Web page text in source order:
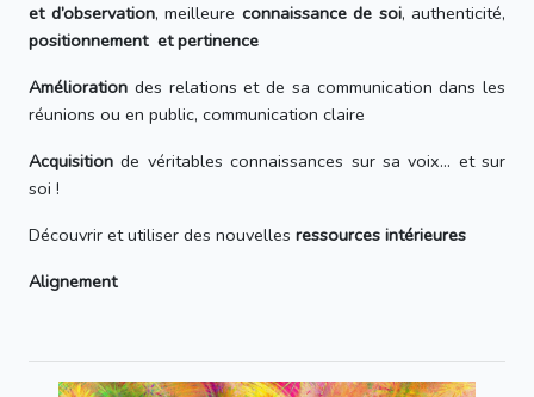
et d’observation, meilleure connaissance de soi, authenticité,
positionnement et pertinence
Amélioration des relations et de sa communication dans les
réunions ou en public, communication claire
Acquisition de véritables connaissances sur sa voix... et sur
soi !
Découvrir et utiliser des nouvelles ressources intérieures
Alignement